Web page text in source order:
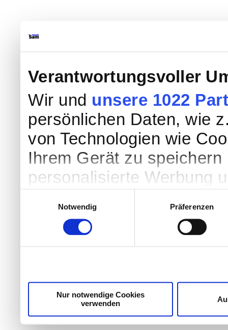
Verantwortungsvoller
Wir und unsere 1022
persönlichen Daten, wie
von Technologien wie
Ihrem Gerät zu
personalisierte Werbung
Entwicklung von
entscheiden darüber,
Trigger Symbol ändern
Notwendig
Präferenzen
Nur notwendige Cookies
verwenden